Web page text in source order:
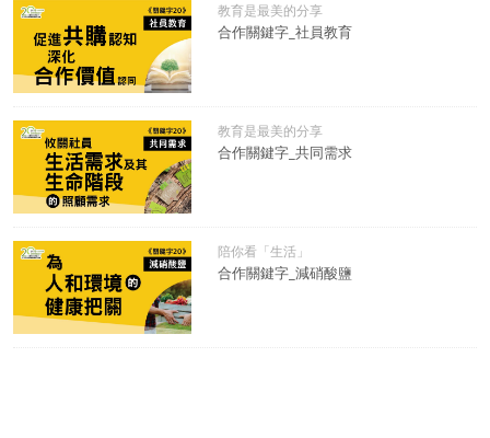
教育是最美的分享
合作關鍵字_社員教育
教育是最美的分享
合作關鍵字_共同需求
陪你看「生活」
合作關鍵字_減硝酸鹽